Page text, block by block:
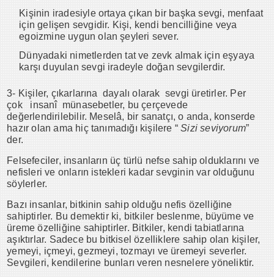
Kişinin iradesiyle ortaya çıkan bir başka sevgi, menfaat
için gelişen sevgidir. Kişi, kendi bencilliğine veya
egoizmine uygun olan şeyleri sever.
Dünyadaki nimetlerden tat ve zevk almak için eşyaya
karşı duyulan sevgi iradeyle doğan sevgilerdir.
3- Kişiler, çıkarlarına dayalı olarak sevgi üretirler. Per
çok insanî münasebetler, bu çerçevede
değerlendirilebilir. Meselâ, bir sanatçı, o anda, konserde
hazır olan ama hiç tanımadığı kişilere “Sizi seviyorum”
der.
Felsefeciler, insanların üç türlü nefse sahip olduklarını ve
nefisleri ve onların istekleri kadar sevginin var olduğunu
söylerler.
Bazı insanlar, bitkinin sahip olduğu nefis özelliğine
sahiptirler. Bu demektir ki, bitkiler beslenme, büyüme ve
üreme özelliğine sahiptirler. Bitkiler, kendi tabiatlarına
aşıktırlar. Sadece bu bitkisel özelliklere sahip olan kişiler,
yemeyi, içmeyi, gezmeyi, tozmayı ve üremeyi severler.
Sevgileri, kendilerine bunları veren nesnelere yöneliktir.